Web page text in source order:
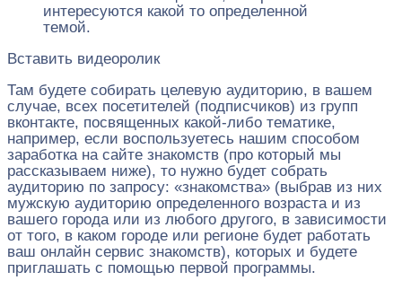
интересуются какой то определенной
темой.
Вставить видеоролик
Там будете собирать целевую аудиторию, в вашем
случае, всех посетителей (подписчиков) из групп
вконтакте, посвященных какой-либо тематике,
например, если воспользуетесь нашим способом
заработка на сайте знакомств (про который мы
рассказываем ниже), то нужно будет собрать
аудиторию по запросу: «знакомства» (выбрав из них
мужскую аудиторию определенного возраста и из
вашего города или из любого другого, в зависимости
от того, в каком городе или регионе будет работать
ваш онлайн сервис знакомств), которых и будете
приглашать с помощью первой программы.